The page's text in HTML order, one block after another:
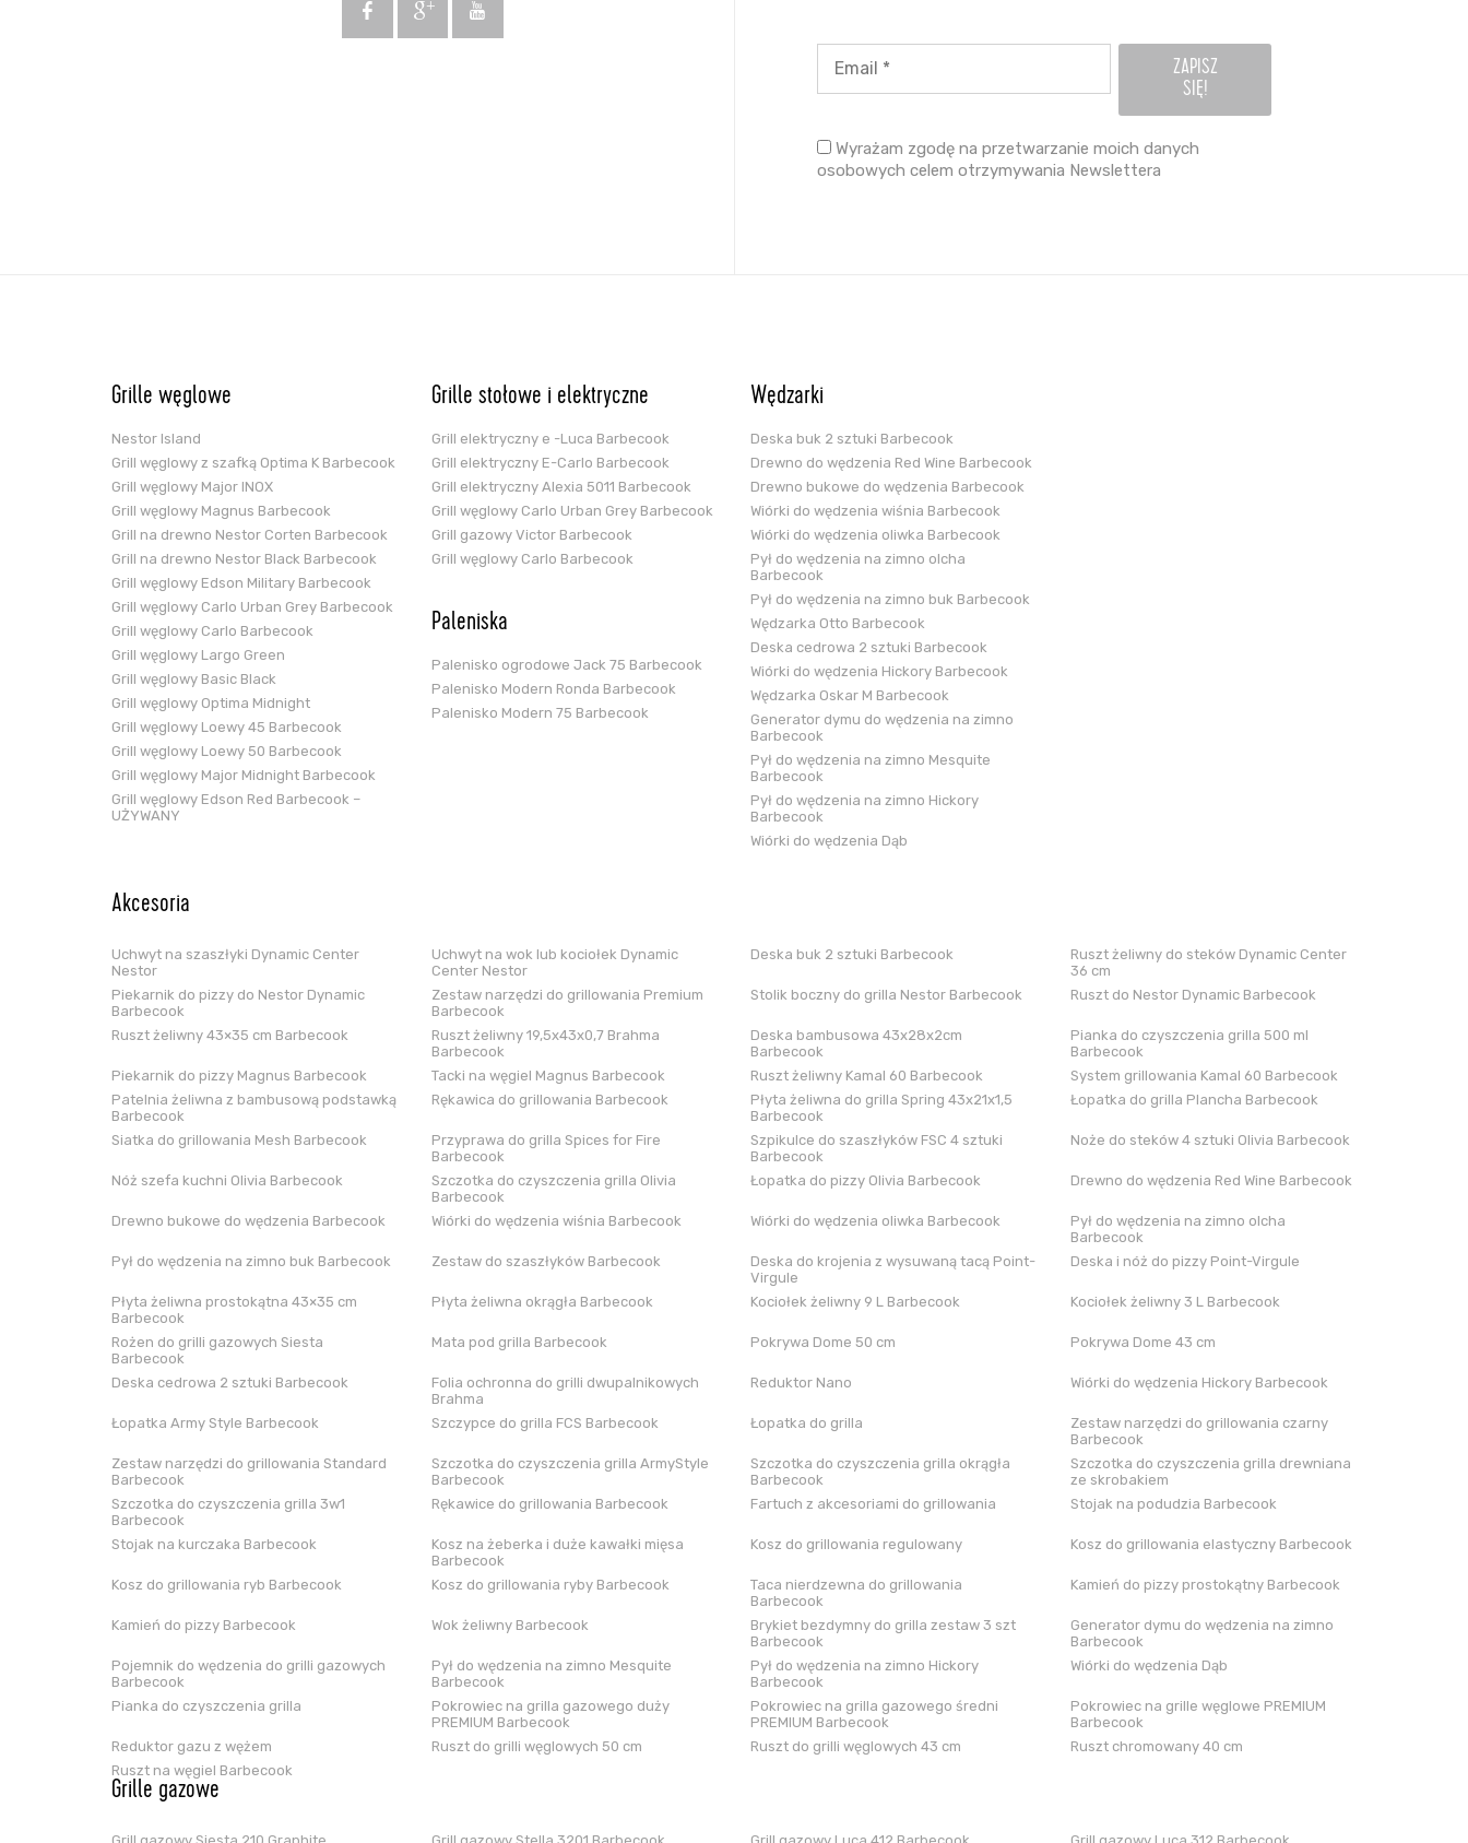
Wyrażam zgodę na przetwarzanie moich danych
osobowych celem otrzymywania Newslettera
Grille węglowe
Nestor Island
Grill węglowy z szafką Optima K Barbecook
Grill węglowy Major INOX
Grill węglowy Magnus Barbecook
Grill na drewno Nestor Corten Barbecook
Grill na drewno Nestor Black Barbecook
Grill węglowy Edson Military Barbecook
Grill węglowy Carlo Urban Grey Barbecook
Grill węglowy Carlo Barbecook
Grill węglowy Largo Green
Grill węglowy Basic Black
Grill węglowy Optima Midnight
Grill węglowy Loewy 45 Barbecook
Grill węglowy Loewy 50 Barbecook
Grill węglowy Major Midnight Barbecook
Grill węglowy Edson Red Barbecook –
UŻYWANY
Grille stołowe i elektryczne
Grill elektryczny e -Luca Barbecook
Grill elektryczny E-Carlo Barbecook
Grill elektryczny Alexia 5011 Barbecook
Grill węglowy Carlo Urban Grey Barbecook
Grill gazowy Victor Barbecook
Grill węglowy Carlo Barbecook
Paleniska
Palenisko ogrodowe Jack 75 Barbecook
Palenisko Modern Ronda Barbecook
Palenisko Modern 75 Barbecook
Wędzarki
Deska buk 2 sztuki Barbecook
Drewno do wędzenia Red Wine Barbecook
Drewno bukowe do wędzenia Barbecook
Wiórki do wędzenia wiśnia Barbecook
Wiórki do wędzenia oliwka Barbecook
Pył do wędzenia na zimno olcha
Barbecook
Pył do wędzenia na zimno buk Barbecook
Wędzarka Otto Barbecook
Deska cedrowa 2 sztuki Barbecook
Wiórki do wędzenia Hickory Barbecook
Wędzarka Oskar M Barbecook
Generator dymu do wędzenia na zimno
Barbecook
Pył do wędzenia na zimno Mesquite
Barbecook
Pył do wędzenia na zimno Hickory
Barbecook
Wiórki do wędzenia Dąb
Akcesoria
Uchwyt na szaszłyki Dynamic Center
Nestor
Uchwyt na wok lub kociołek Dynamic
Center Nestor
Deska buk 2 sztuki Barbecook
Ruszt żeliwny do steków Dynamic Center
36 cm
Piekarnik do pizzy do Nestor Dynamic
Barbecook
Zestaw narzędzi do grillowania Premium
Barbecook
Stolik boczny do grilla Nestor Barbecook Ruszt do Nestor Dynamic Barbecook
Ruszt żeliwny 43×35 cm Barbecook
Ruszt żeliwny 19,5x43x0,7 Brahma
Barbecook
Deska bambusowa 43x28x2cm
Barbecook
Pianka do czyszczenia grilla 500 ml
Barbecook
Piekarnik do pizzy Magnus Barbecook
Tacki na węgiel Magnus Barbecook Ruszt żeliwny Kamal 60 Barbecook
System grillowania Kamal 60 Barbecook
Patelnia żeliwna z bambusową podstawką
Barbecook
Rękawica do grillowania Barbecook
Płyta żeliwna do grilla Spring 43x21x1,5
Barbecook
Łopatka do grilla Plancha Barbecook
Siatka do grillowania Mesh Barbecook
Przyprawa do grilla Spices for Fire
Barbecook
Szpikulce do szaszłyków FSC 4 sztuki
Barbecook
Noże do steków 4 sztuki Olivia Barbecook
Nóż szefa kuchni Olivia Barbecook
Szczotka do czyszczenia grilla Olivia
Barbecook
Łopatka do pizzy Olivia Barbecook Drewno do wędzenia Red Wine Barbecook
Drewno bukowe do wędzenia Barbecook Wiórki do wędzenia wiśnia Barbecook Wiórki do wędzenia oliwka Barbecook
Pył do wędzenia na zimno olcha
Barbecook
Pył do wędzenia na zimno buk Barbecook
Zestaw do szaszłyków Barbecook
Deska do krojenia z wysuwaną tacą Point-
Virgule
Deska i nóż do pizzy Point-Virgule
Płyta żeliwna prostokątna 43×35 cm
Barbecook
Płyta żeliwna okrągła Barbecook Kociołek żeliwny 9 L Barbecook Kociołek żeliwny 3 L Barbecook
Rożen do grilli gazowych Siesta
Barbecook
Mata pod grilla Barbecook Pokrywa Dome 50 cm Pokrywa Dome 43 cm
Deska cedrowa 2 sztuki Barbecook
Folia ochronna do grilli dwupalnikowych
Brahma
Reduktor Nano Wiórki do wędzenia Hickory Barbecook
Łopatka Army Style Barbecook Szczypce do grilla FCS Barbecook Łopatka do grilla
Zestaw narzędzi do grillowania czarny
Barbecook
Zestaw narzędzi do grillowania Standard
Barbecook
Szczotka do czyszczenia grilla ArmyStyle
Barbecook
Szczotka do czyszczenia grilla okrągła
Barbecook
Szczotka do czyszczenia grilla drewniana
ze skrobakiem
Szczotka do czyszczenia grilla 3w1
Barbecook
Rękawice do grillowania Barbecook Fartuch z akcesoriami do grillowania Stojak na podudzia Barbecook
Stojak na kurczaka Barbecook
Kosz na żeberka i duże kawałki mięsa
Barbecook
Kosz do grillowania regulowany Kosz do grillowania elastyczny Barbecook
Kosz do grillowania ryb Barbecook Kosz do grillowania ryby Barbecook
Taca nierdzewna do grillowania
Barbecook
Kamień do pizzy prostokątny Barbecook
Kamień do pizzy Barbecook Wok żeliwny Barbecook
Brykiet bezdymny do grilla zestaw 3 szt
Barbecook
Generator dymu do wędzenia na zimno
Barbecook
Pojemnik do wędzenia do grilli gazowych
Barbecook
Pył do wędzenia na zimno Mesquite
Barbecook
Pył do wędzenia na zimno Hickory
Barbecook
Wiórki do wędzenia Dąb
Pianka do czyszczenia grilla
Pokrowiec na grilla gazowego duży
PREMIUM Barbecook
Pokrowiec na grilla gazowego średni
PREMIUM Barbecook
Pokrowiec na grille węglowe PREMIUM
Barbecook
Reduktor gazu z wężem
Ruszt do grilli węglowych 50 cm Ruszt do grilli węglowych 43 cm
Ruszt chromowany 40 cm
Ruszt na węgiel Barbecook
Grille gazowe